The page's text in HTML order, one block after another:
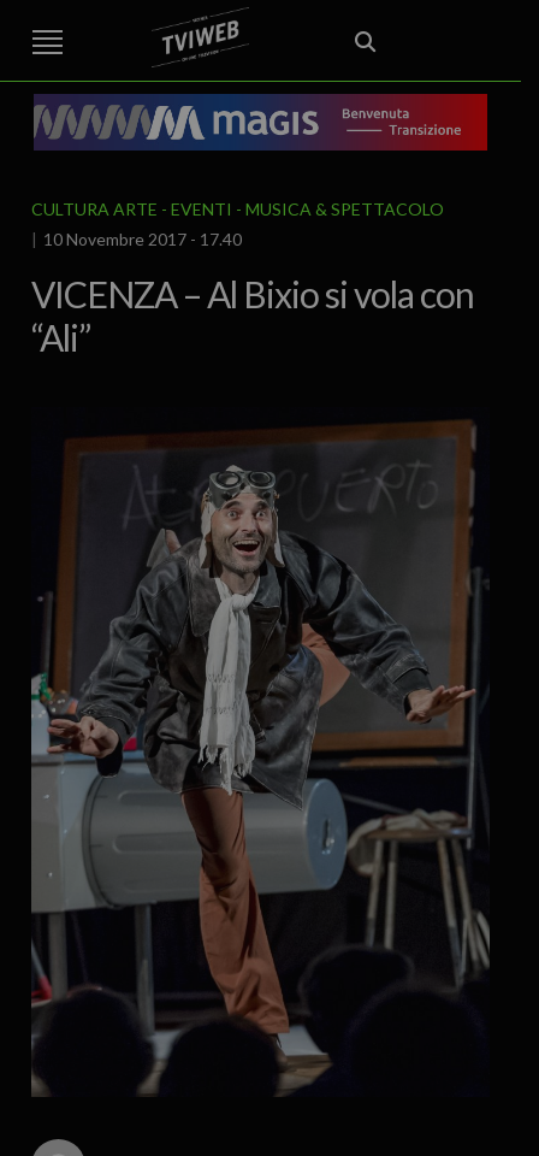
STREET TG CRONACA VENETO
VICENZA E PROVINCIA
AREA BERICA
ECONOMIA ATTUALITA’ POLITICA
EDITORIALE ITALIA E MONDO CURIOSITÀ – LIFESTYLE
CULTURA ARTE
SPORT
IL GRAFFIO FOOD & DRINK
CULTURA ARTE EVENTI
MUSICA & SPETTACOLO
10 Novembre 2017 - 17.40
VICENZA – Al Bixio si vola con
“Ali”